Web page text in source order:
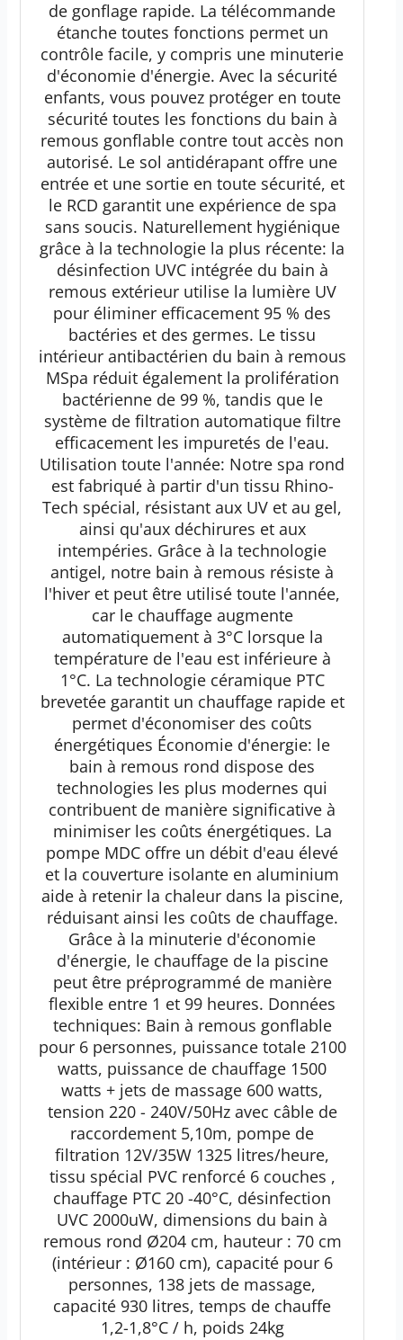
de gonflage rapide. La télécommande
étanche toutes fonctions permet un
contrôle facile, y compris une minuterie
d'économie d'énergie. Avec la sécurité
enfants, vous pouvez protéger en toute
sécurité toutes les fonctions du bain à
remous gonflable contre tout accès non
autorisé. Le sol antidérapant offre une
entrée et une sortie en toute sécurité, et
le RCD garantit une expérience de spa
sans soucis. Naturellement hygiénique
grâce à la technologie la plus récente: la
désinfection UVC intégrée du bain à
remous extérieur utilise la lumière UV
pour éliminer efficacement 95 % des
bactéries et des germes. Le tissu
intérieur antibactérien du bain à remous
MSpa réduit également la prolifération
bactérienne de 99 %, tandis que le
système de filtration automatique filtre
efficacement les impuretés de l'eau.
Utilisation toute l'année: Notre spa rond
est fabriqué à partir d'un tissu Rhino-
Tech spécial, résistant aux UV et au gel,
ainsi qu'aux déchirures et aux
intempéries. Grâce à la technologie
antigel, notre bain à remous résiste à
l'hiver et peut être utilisé toute l'année,
car le chauffage augmente
automatiquement à 3°C lorsque la
température de l'eau est inférieure à
1°C. La technologie céramique PTC
brevetée garantit un chauffage rapide et
permet d'économiser des coûts
énergétiques Économie d'énergie: le
bain à remous rond dispose des
technologies les plus modernes qui
contribuent de manière significative à
minimiser les coûts énergétiques. La
pompe MDC offre un débit d'eau élevé
et la couverture isolante en aluminium
aide à retenir la chaleur dans la piscine,
réduisant ainsi les coûts de chauffage.
Grâce à la minuterie d'économie
d'énergie, le chauffage de la piscine
peut être préprogrammé de manière
flexible entre 1 et 99 heures. Données
techniques: Bain à remous gonflable
pour 6 personnes, puissance totale 2100
watts, puissance de chauffage 1500
watts + jets de massage 600 watts,
tension 220 - 240V/50Hz avec câble de
raccordement 5,10m, pompe de
filtration 12V/35W 1325 litres/heure,
tissu spécial PVC renforcé 6 couches ,
chauffage PTC 20 -40°C, désinfection
UVC 2000uW, dimensions du bain à
remous rond Ø204 cm, hauteur : 70 cm
(intérieur : Ø160 cm), capacité pour 6
personnes, 138 jets de massage,
capacité 930 litres, temps de chauffe
1,2-1,8°C / h, poids 24kg